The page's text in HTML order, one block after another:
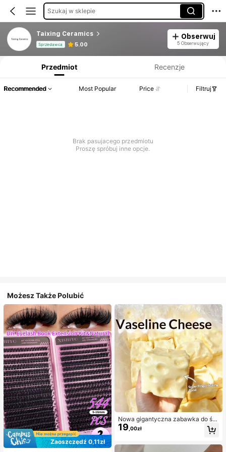
Szukaj w sklepie
Taixing Ceramics
Sprzedawca 5.00
Obserwuj
5 Obserwujący
Przedmiot Recenzje
Recommended Most Popular Price Filtruj
Brak pasujacego przedmiotu
Proszę spróbuj inne opcje.
Możesz Także Polubić
Zaoszczędź 0,11zł
Nowa gigantyczna zabawka do ści
skania w kształcie sera z nadzienie
m, kwadratowa piłka serowa do ści
a, powolne odbijanie, obudowa z T
19,00zł